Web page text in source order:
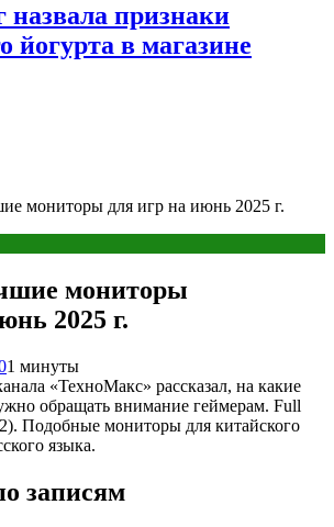
назвала признаки
йогурта в магазине
мониторы для игр на июнь 2025 г.
мониторы
2025 г.
1 минуты
«ТехноМакс» рассказал, на какие
обращать внимание геймерам. Full
Подобные мониторы для китайского
языка.
записям